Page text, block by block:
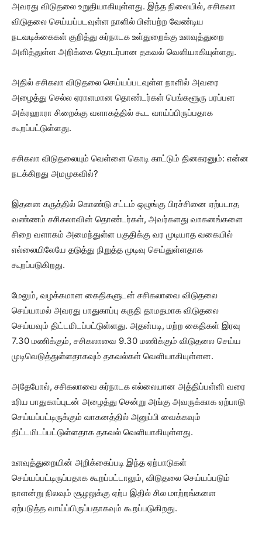
அவரது விடுதலை உறுதியாகியுள்ளது. இந்த நிலையில், சசிகலா
விடுதலை செய்யப்படவுள்ள நாளில் பின்பற்ற வேண்டிய
நடவடிக்கைகள் குறித்து கர்நாடக உள்துறைக்கு உளவுத்துறை
அளித்துள்ள அறிக்கை தொடர்பான தகவல் வெளியாகியுள்ளது.
அதில் சசிகலா விடுதலை செய்யப்படவுள்ள நாளில் அவரை
அழைத்து செல்ல ஏராளமான தொண்டர்கள் பெங்களூரு பரப்பன
அக்ரஹாரா சிறைக்கு வளாகத்தில் கூட வாய்ப்பிருப்பதாக
கூறப்பட்டுள்ளது.
சசிகலா விடுதலையும் வெள்ளை கொடி காட்டும் தினகரனும்: என்ன
நடக்கிறது அமமுகவில்?
இதனை கருத்தில் கொண்டு சட்டம் ஒழுங்கு பிரச்சினை ஏற்படாத
வண்ணம் சசிகலாவின் தொண்டர்கள், அவர்களது வாகனங்களை
சிறை வளாகம் அமைந்துள்ள பகுதிக்கு வர முடியாத வகையில்
எல்லையிலேயே தடுத்து நிறுத்த முடிவு செய்துள்ளதாக
கூறப்படுகிறது.
மேலும், வழக்கமான கைதிகளுடன் சசிகலாவை விடுதலை
செய்யாமல் அவரது பாதுகாப்பு கருதி தாமதமாக விடுதலை
செய்யவும் திட்டமிடப்பட்டுள்ளது. அதன்படி, மற்ற கைதிகள் இரவு
7.30 மணிக்கும், சசிகலாவை 9.30 மணிக்கும் விடுதலை செய்ய
முடிவெடுத்துள்ளதாகவும் தகவல்கள் வெளியாகியுள்ளன.
அதேபோல், சசிகலாவை கர்நாடக எல்லையான அத்திப்பள்ளி வரை
உரிய பாதுகாப்புடன் அழைத்து சென்று அங்கு அவருக்காக ஏற்பாடு
செய்யப்பட்டிருக்கும் வாகனத்தில் அனுப்பி வைக்கவும்
திட்டமிடப்பட்டுள்ளதாக தகவல் வெளியாகியுள்ளது.
உளவுத்துறையின் அறிக்கைப்படி இந்த ஏற்பாடுகள்
செய்யப்பட்டிருப்பதாக கூறப்பட்டாலும், விடுதலை செய்யப்படும்
நாளன்று நிலவும் சூழலுக்கு ஏற்ப இதில் சில மாற்றங்களை
ஏற்படுத்த வாய்ப்பிருப்பதாகவும் கூறப்படுகிறது.